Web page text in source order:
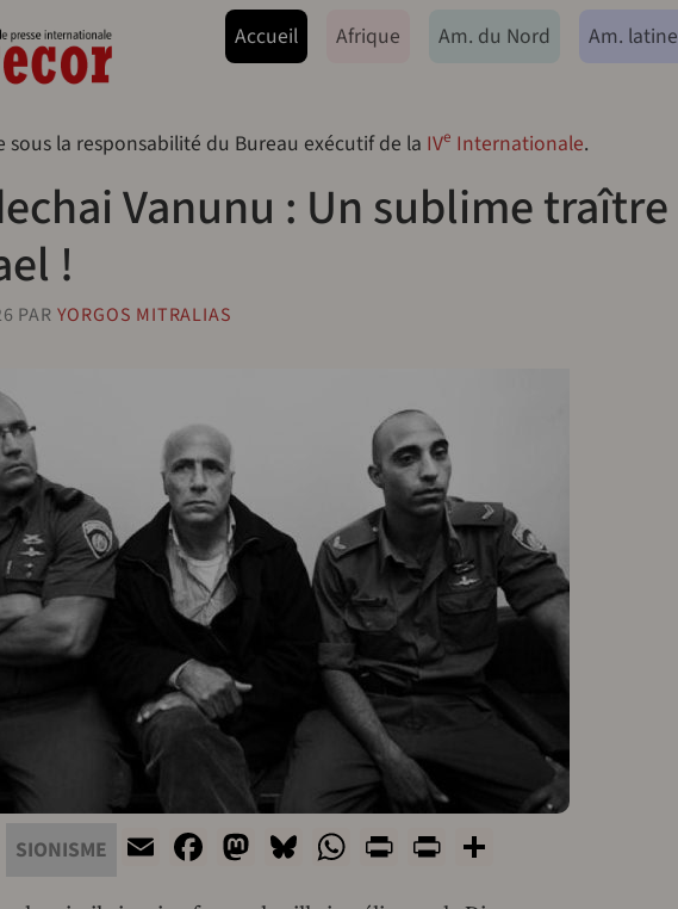
Navegação principal
Accueil Afrique Am. du Nord Am. latine
sous la responsabilité du Bureau exécutif de la IVe Internationale.
Vanunu : Un sublime traître
!
PAR YORGOS MITRALIAS
SIONISME EmailFacebook
Mastodon
Bluesky
WhatsApp
PrintPrintFriendly